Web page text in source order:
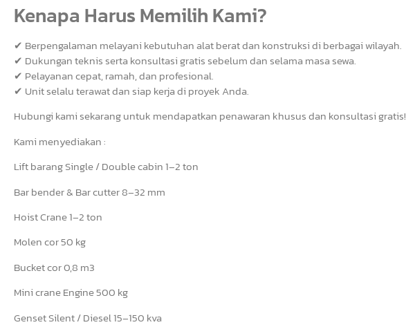
Kenapa Harus Memilih Kami?
✔ Berpengalaman melayani kebutuhan alat berat dan konstruksi di berbagai wilayah.
✔ Dukungan teknis serta konsultasi gratis sebelum dan selama masa sewa.
✔ Pelayanan cepat, ramah, dan profesional.
✔ Unit selalu terawat dan siap kerja di proyek Anda.
Hubungi kami sekarang untuk mendapatkan penawaran khusus dan konsultasi gratis!
Kami menyediakan :
Lift barang Single / Double cabin 1–2 ton
Bar bender & Bar cutter 8–32 mm
Hoist Crane 1–2 ton
Molen cor 50 kg
Bucket cor 0,8 m3
Mini crane Engine 500 kg
Genset Silent / Diesel 15–150 kva